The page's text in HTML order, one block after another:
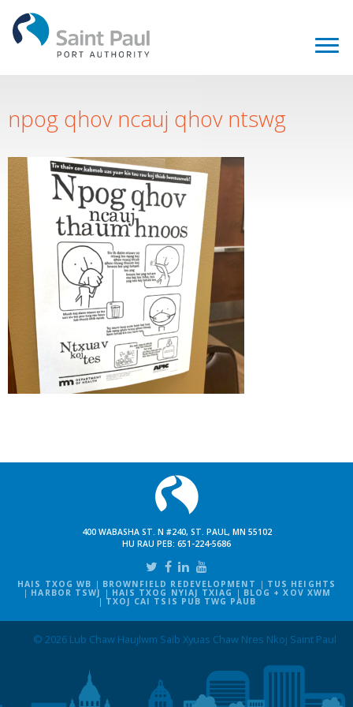
npog qhov ncauj qhov ntswg
400 WABASHA ST. N #240, ST. PAUL, MN 55102
HU RAU PEB: 651-224-5686
HAIS TXOG WB BROWNFIELD REDEVELOPMENT TUS HEIGHTS
HARBOR TSWJ HAIS TXOG NYIAJ TXIAG BLOG + XOV XWM
TXOJ CAI TSIS PUB TWG PAUB
© 2026 Lub Chaw Haujlwm Saib Xyuas Chaw Nres Nkoj Saint Paul